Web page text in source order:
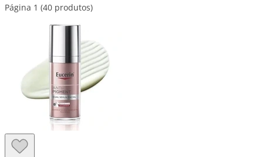
Página 1 (40 produtos)